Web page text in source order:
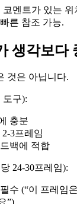
코멘트가 있는
른 참조 가능.
생각보다
것은 아닙니다.
도구):
충분
2-3프레임
백에 적합
24-30프레임):
수 (“이 프레임